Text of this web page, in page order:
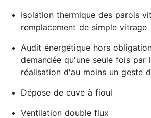
Isolation thermique des parois
remplacement de simple vitrage
Audit énergétique hors
demandée qu'une seule fois
réalisation d'au moins un geste
Dépose de cuve à fioul
Ventilation double flux